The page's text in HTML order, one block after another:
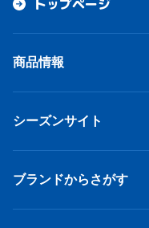
トップページ
商品情報
シーズンサイト
ブランドからさがす